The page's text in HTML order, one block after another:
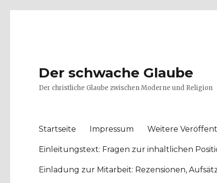
Der schwache Glaube
Der christliche Glaube zwischen Moderne und Religion
Startseite Impressum Weitere
Einleitungstext: Fragen zur inhaltlichen
Einladung zur Mitarbeit: Rezensionen,